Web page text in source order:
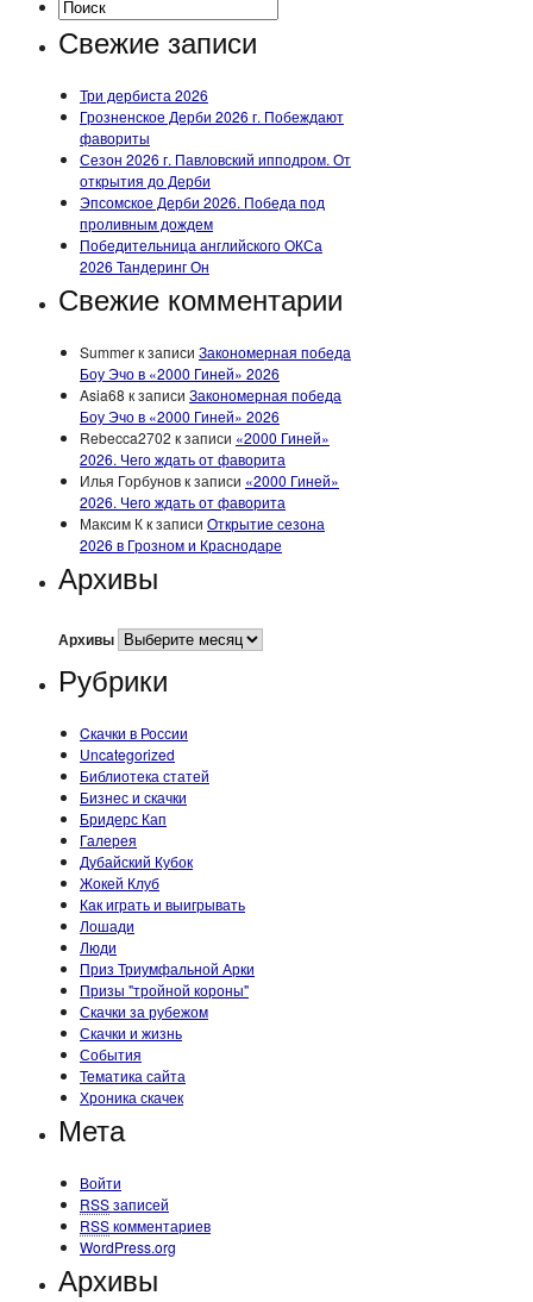
Свежие записи
Три дербиста 2026
Грозненское Дерби 2026 г. Побеждают
фавориты
Сезон 2026 г. Павловский ипподром. От
открытия до Дерби
Эпсомское Дерби 2026. Победа под
проливным дождем
Победительница английского ОКСа
2026 Тандеринг Он
Свежие комментарии
Summerк записи Закономерная победа
Боу Эчо в «2000 Гиней» 2026
Asia68 к записи Закономерная победа
Боу Эчо в «2000 Гиней» 2026
Rebecca2702 к записи «2000 Гиней»
2026. Чего ждать от фаворита
Илья Горбуновк записи «2000 Гиней»
2026. Чего ждать от фаворита
Максим Кк записи Открытие сезона
2026 в Грозном и Краснодаре
Архивы
Архивы
Рубрики
Cкачки в России
Uncategorized
Библиотека статей
Бизнес и скачки
Бридерс Кап
Галерея
Дубайский Кубок
Жокей Клуб
Как играть и выигрывать
Лошади
Люди
Приз Триумфальной Арки
Призы "тройной короны"
Скачки за рубежом
Скачки и жизнь
События
Тематика сайта
Хроника скачек
Мета
Войти
RSSзаписей
RSSкомментариев
WordPress.org
Архивы